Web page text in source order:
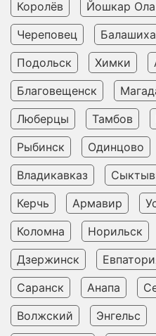
Королёв
Йошкар Ола
Череповец
Балашиха
Подольск
Химки
Благовещенск
Люберцы
Тамбов
Рыбинск
Одинцово
Владикавказ
Керчь
Армавир
Коломна
Норильск
Дзержинск
Саранск
Анапа
Волжский
Энгельс